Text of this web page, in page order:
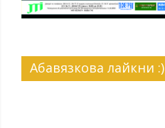
Абавязкова лайкни :)